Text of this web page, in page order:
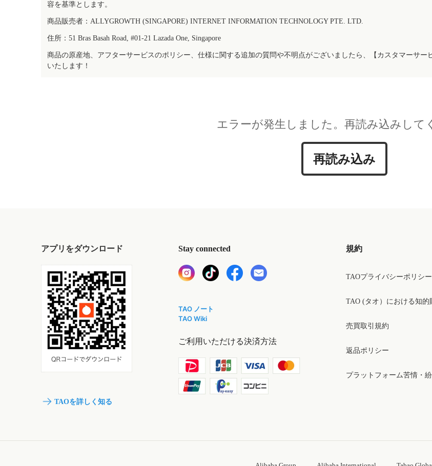
容を基準とします。
商品販売者：ALLYGROWTH (SINGAPORE) INTERNET INFORMATION TECHNOLOGY PTE. LTD.
住所：51 Bras Basah Road, #01-21 Lazada One, Singapore
商品の原産地、アフターサービスのポリシー、仕様に関する追加の質問や不明点がございましたら、【カスタマーサ
いたします！
エラーが発生しました。再読み込みして
再読み込み
アプリをダウンロード
TAOを詳しく知る
Stay connected
TAO ノート
TAO Wiki
ご利用いただける決済方法
規約
TAOプライバシーポリシー
TAO (タオ）における知的
売買取引規約
返品ポリシー
プラットフォーム苦情・